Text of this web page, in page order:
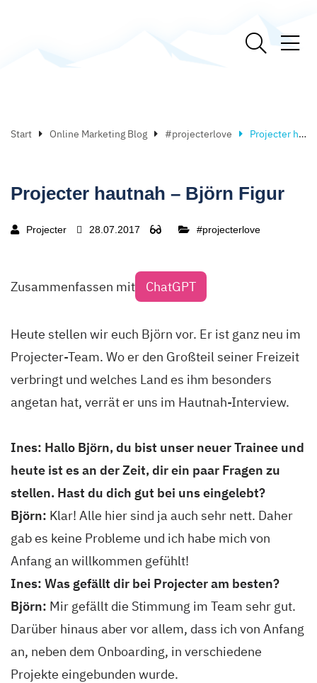
Start Online Marketing Blog #projecterlove Projecter hautnah – Björn Figur
Projecter hautnah – Björn Figur
Projecter 28.07.2017 #projecterlove
Zusammenfassen mit ChatGPT
Heute stellen wir euch Björn vor. Er ist ganz neu im
Projecter-Team. Wo er den Großteil seiner Freizeit
verbringt und welches Land es ihm besonders
angetan hat, verrät er uns im Hautnah-Interview.
Ines: Hallo Björn, du bist unser neuer Trainee und
heute ist es an der Zeit, dir ein paar Fragen zu
stellen. Hast du dich gut bei uns eingelebt?
Björn: Klar! Alle hier sind ja auch sehr nett. Daher
gab es keine Probleme und ich habe mich von
Anfang an willkommen gefühlt!
Ines: Was gefällt dir bei Projecter am besten?
Björn: Mir gefällt die Stimmung im Team sehr gut.
Darüber hinaus aber vor allem, dass ich von Anfang
an, neben dem Onboarding, in verschiedene
Projekte eingebunden wurde.